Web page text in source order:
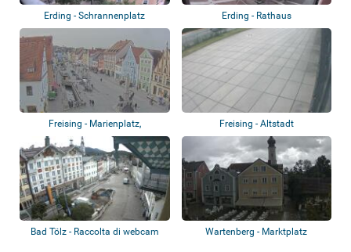
Erding - Schrannenplatz Erding - Rathaus
Freising - Marienplatz,
Hauptstraße
Freising - Altstadt
Bad Tölz - Raccolta di webcam Wartenberg - Marktplatz